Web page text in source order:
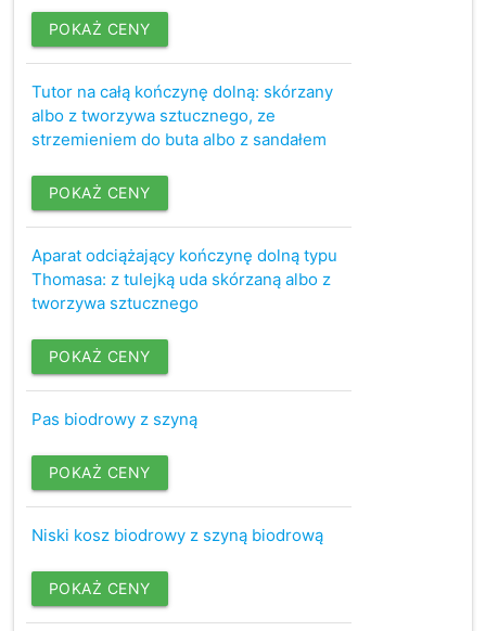
POKAŻ CENY
Tutor na całą kończynę dolną: skórzany
albo z tworzywa sztucznego, ze
strzemieniem do buta albo z sandałem
POKAŻ CENY
Aparat odciążający kończynę dolną typu
Thomasa: z tulejką uda skórzaną albo z
tworzywa sztucznego
POKAŻ CENY
Pas biodrowy z szyną
POKAŻ CENY
Niski kosz biodrowy z szyną biodrową
POKAŻ CENY